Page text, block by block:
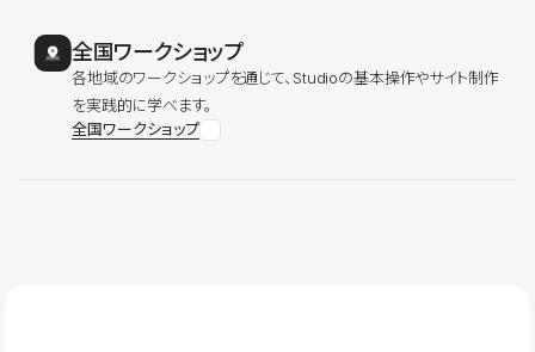
全国ワークショップ
各地域のワークショップを通じて、Studioの基本操作やサイト制作
を実践的に学べます。
全国ワークショップ